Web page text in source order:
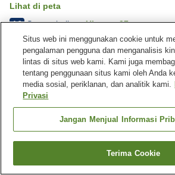
Lihat di peta
4.2 Sangat baik Ulasan:27
Fasilitas properti
Tempat parkir
Lounge
Mesin penjual otomatis
Laundry
Jepang Yamanashi
Desa
Family Lodge Hatagoya Yamanakako
Cari kamar
Situs web ini menggunakan cookie untuk
pengalaman pengguna dan menganalisis
lintas di situs web kami. Kami juga
tentang penggunaan situs kami oleh Anda
media sosial, periklanan, dan analitik kami.
Privasi
Jangan Menjual Informasi
Terima Cookie